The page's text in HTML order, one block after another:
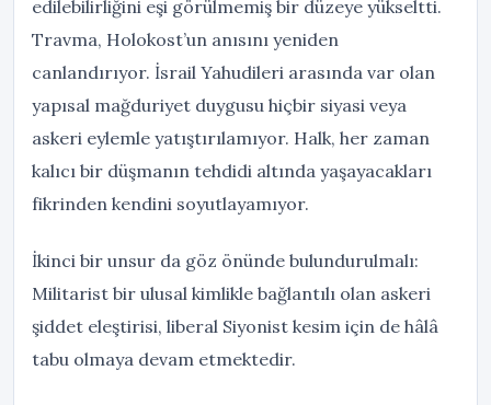
edilebilirliğini eşi görülmemiş bir düzeye yükseltti.
Travma, Holokost’un anısını yeniden
canlandırıyor. İsrail Yahudileri arasında var olan
yapısal mağduriyet duygusu hiçbir siyasi veya
askeri eylemle yatıştırılamıyor. Halk, her zaman
kalıcı bir düşmanın tehdidi altında yaşayacakları
fikrinden kendini soyutlayamıyor.
İkinci bir unsur da göz önünde bulundurulmalı:
Militarist bir ulusal kimlikle bağlantılı olan askeri
şiddet eleştirisi, liberal Siyonist kesim için de hâlâ
tabu olmaya devam etmektedir.